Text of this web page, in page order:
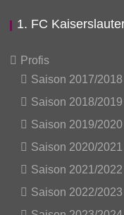
1. FC
Profis
Saison 2017/2018
Saison 2018/2019
Saison 2019/2020
Saison 2020/2021
Saison 2021/2022
Saison 2022/2023